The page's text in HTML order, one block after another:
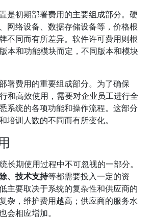
是初期部署费用的主要组成部分。硬
网络设备、数据存储设备等，价格根
不同而有所差异。软件许可费用则根
本和功能模块而定，不同版本和模块
署费用的重要组成部分。为了确保
和高效使用，需要对企业员工进行全
系统的各项功能和操作流程。这部分
培训人数的不同而有所变化。
长期使用过程中不可忽视的一部分。
、技术支持等都需要投入一定的资
主要取决于系统的复杂性和供应商的
杂，维护费用越高；供应商的服务水
会相应增加。